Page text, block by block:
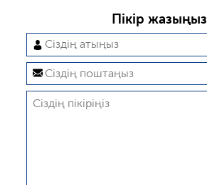
Пікір жазыңыз